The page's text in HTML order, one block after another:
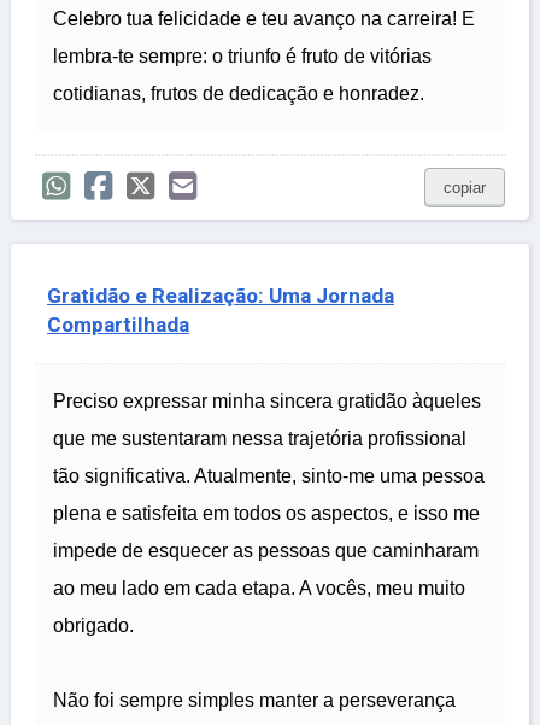
Celebro tua felicidade e teu avanço na carreira! E
lembra-te sempre: o triunfo é fruto de vitórias
cotidianas, frutos de dedicação e honradez.
copiar
Gratidão e Realização: Uma Jornada
Compartilhada
Preciso expressar minha sincera gratidão àqueles
que me sustentaram nessa trajetória profissional
tão significativa. Atualmente, sinto-me uma pessoa
plena e satisfeita em todos os aspectos, e isso me
impede de esquecer as pessoas que caminharam
ao meu lado em cada etapa. A vocês, meu muito
obrigado.
Não foi sempre simples manter a perseverança